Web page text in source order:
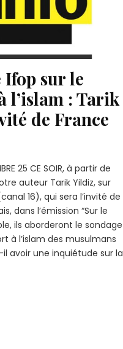
Ifop sur le
l’islam : Tarik
de France
25 CE SOIR, à partir de
auteur Tarik Yildiz, sur
16), qui sera l’invité de
dans l’émission “Sur le
ils aborderont le sondage
à l’islam des musulmans
avoir une inquiétude sur la